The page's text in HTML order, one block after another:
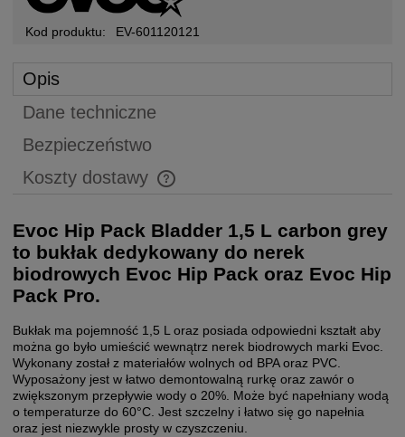
Kod produktu: EV-601120121
Opis
Dane techniczne
Bezpieczeństwo
Koszty dostawy
Cena nie zawiera ewentualnych kosztów płatności
Evoc Hip Pack Bladder 1,5 L carbon grey
to bukłak dedykowany do nerek
biodrowych Evoc Hip Pack oraz Evoc Hip
Pack Pro.
Bukłak ma pojemność 1,5 L oraz posiada odpowiedni kształt aby
można go było umieścić wewnątrz nerek biodrowych marki Evoc.
Wykonany został z materiałów wolnych od BPA oraz PVC.
Wyposażony jest w łatwo demontowalną rurkę oraz zawór o
zwiększonym przepływie wody o 20%. Może być napełniany wodą
o temperaturze do 60°C. Jest szczelny i łatwo się go napełnia
oraz jest niezwykle prosty w czyszczeniu.